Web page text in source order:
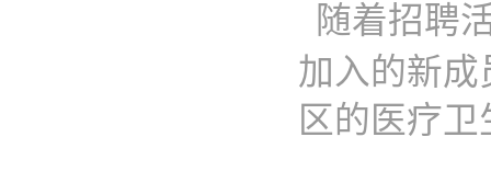
随着招聘
加入的新
区的医疗